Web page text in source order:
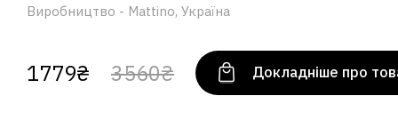
Виробництво - Mattino, Україна
1779₴ 3560₴ Докладніше про